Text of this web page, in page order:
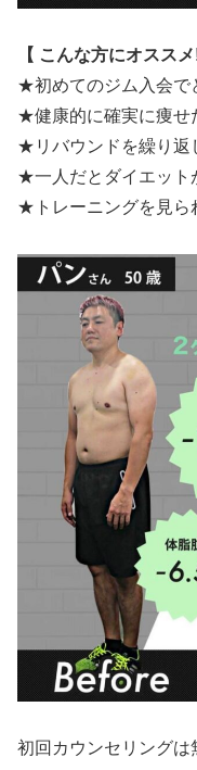
【 こんな方にオススメ
★初めてのジム入会で
★健康的に確実に痩せ
★リバウンドを繰り返
★一人だとダイエット
★トレーニングを見ら
初回カウンセリング